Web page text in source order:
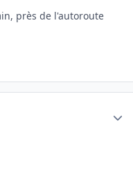
près de l'autoroute